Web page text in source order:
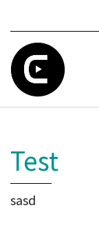
Test
sasd